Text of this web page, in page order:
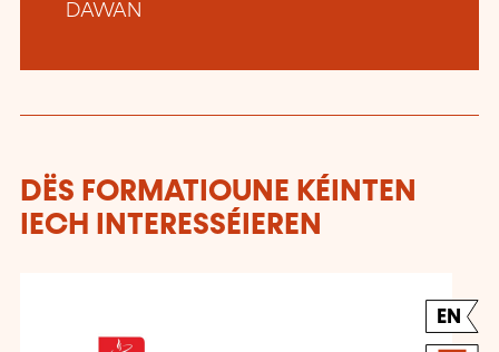
DAWAN
DËS FORMATIOUNE KÉINTEN
IECH INTERESSÉIEREN
EN